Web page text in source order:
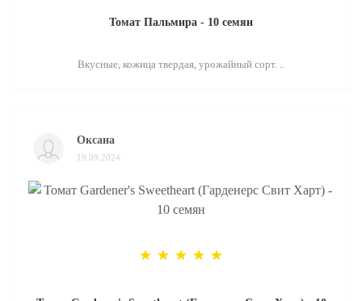
Томат Пальмира - 10 семян
Вкусные, кожица твердая, урожайный сорт. ..
Оксана
19.09.2024